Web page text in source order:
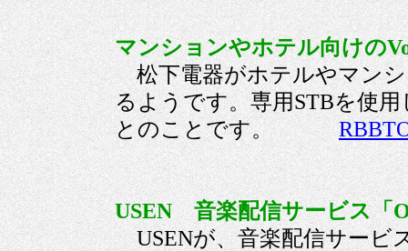
マンションやホテル向けの
松下電器がホテルやマンシ
るようです。専用STBを使
とのことです。
USEN 音楽配信サービス「
USENが、音楽配信サービ